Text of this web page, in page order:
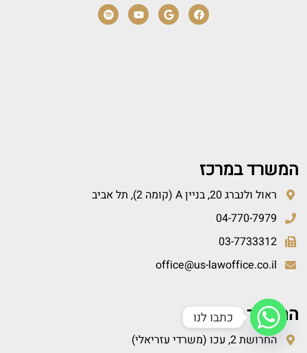
המשרד במרכז
ראול ולנברג 20, בניין A (קומה 2), תל אביב
04-770-7979
03-7733312
office@us-lawoffice.co.il
המשרד בצפון
החרושת 2, עכו (משרדי עזריאלי)
כתבו לנו